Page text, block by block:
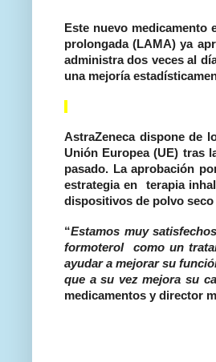
Este nuevo
prolongada (LAMA) ya
administra dos veces al
una mejoría
AstraZeneca dispone de
Unión Europea (UE) tras
pasado. La aprobación
estrategia en terapia
dispositivos de polvo
“Estamos muy
formoterol como un
ayudar a mejorar su
que a su vez mejora su
medicamentos y director